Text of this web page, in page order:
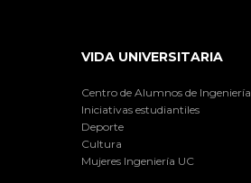
VIDA UNIVERSITARIA
Centro de Alumnos de Ingeniería
Iniciativas estudiantiles
Deporte
Cultura
Mujeres Ingeniería UC